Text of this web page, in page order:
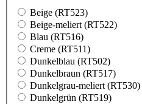
Beige (RT523)
Beige-meliert (RT522)
Blau (RT516)
Creme (RT511)
Dunkelblau (RT502)
Dunkelbraun (RT517)
Dunkelgrau-meliert (RT530)
Dunkelgrün (RT519)